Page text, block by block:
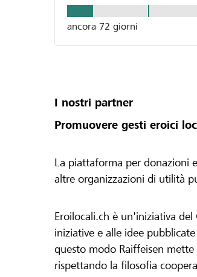
ancora 72 giorni
I nostri partner
Promuovere gesti eroici
La piattaforma per donazioni
altre organizzazioni di utilità
Eroilocali.ch è un'iniziativa
iniziative e alle idee
questo modo Raiffeisen
rispettando la filosofia